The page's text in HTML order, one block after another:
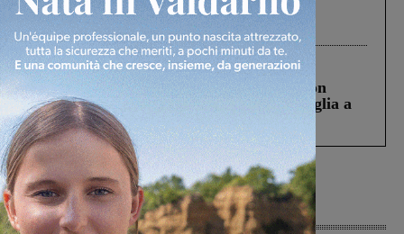
Gianni, Giulia e Franco. Lo schianto, il
processo, lo stop ai sorpassi fra tir....
Cronaca 3 Agosto 2026
Scomparso da una struttura di Castiglion
Fiorentino l’uomo che aveva ucciso la figlia a
Levane nel 2020